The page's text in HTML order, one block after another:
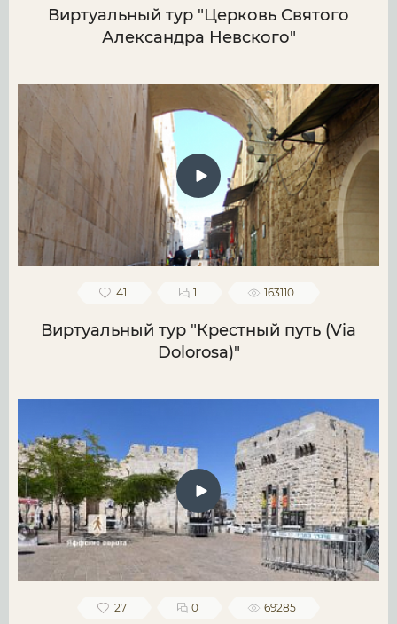
Виртуальный тур "Церковь Святого
Александра Невского"
41 1 163110
Виртуальный тур "Крестный путь (Via
Dolorosa)"
27 0 69285